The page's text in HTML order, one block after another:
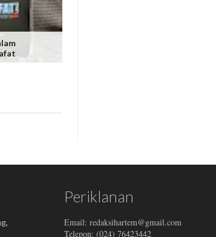
Periklanan
Email: redaksihartem@gmail.com
Telepon: (024) 76423442